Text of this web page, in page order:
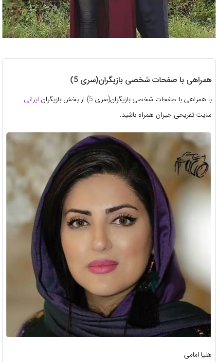
همراهی با صفحات شخصی بازیگران(سری 5)
با همراهی با صفحات شخصی بازیگران(سری 5) از بخش بازیگران
ایرانی
سایت تفریحی جیران همراه باشید.
هلیا امامی